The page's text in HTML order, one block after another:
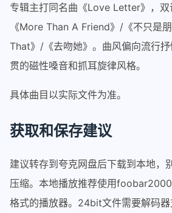
专辑主打同名曲《Love Letter》，
《More Than A Friend》/《不只是
That》/《去吻她》。曲风偏向流行
贯的磁性嗓音和抓耳旋律风格。
具体曲目以实际文件为准。
获取和保存建议
建议转存到夸克网盘后下载到本地，
压缩。本地播放推荐使用
格式的播放器。24bit文件需要解码